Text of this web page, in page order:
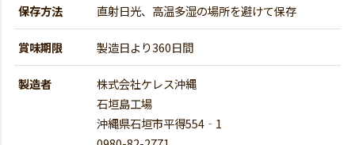
保存方法 直射日光、高温多湿の場所を避けて保存
賞味期限 製造日より360日間
製造者
株式会社ケレス沖縄
石垣島工場
沖縄県石垣市平得554‐1